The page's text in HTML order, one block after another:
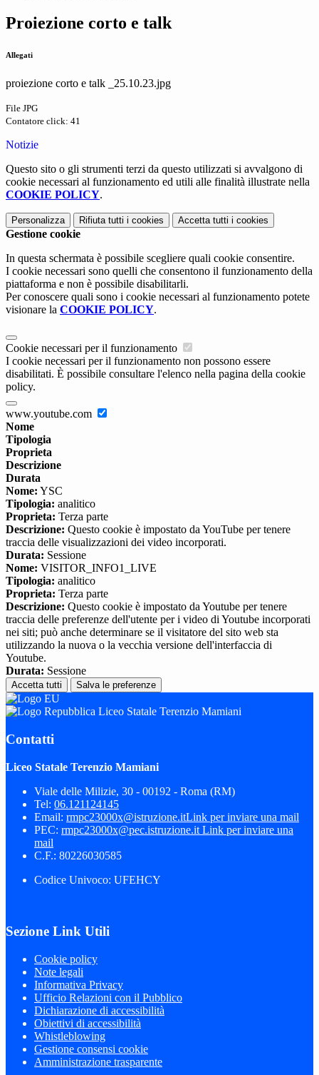
Proiezione corto e talk
Allegati
proiezione corto e talk _25.10.23.jpg
File JPG
Contatore click: 41
Notizie
Questo sito o gli strumenti terzi da questo utilizzati si avvalgono di
cookie necessari al funzionamento ed utili alle finalità illustrate nella
COOKIE POLICY.
Personalizza Rifiuta tutti i cookies Accetta tutti i cookies
Gestione cookie
In questa schermata è possibile scegliere quali cookie consentire.
I cookie necessari sono quelli che consentono il funzionamento della
piattaforma e non è possibile disabilitarli.
Per conoscere quali sono i cookie necessari al funzionamento potete
visionare la COOKIE POLICY.
Cookie necessari per il funzionamento
I cookie necessari per il funzionamento non possono essere
disabilitati. È possibile consultare l'elenco nella pagina della cookie
policy.
www.youtube.com
Nome
Tipologia
Proprieta
Descrizione
Durata
Nome: YSC
Tipologia: analitico
Proprieta: Terza parte
Descrizione: Questo cookie è impostato da YouTube per tenere
traccia delle visualizzazioni dei video incorporati.
Durata: Sessione
Nome: VISITOR_INFO1_LIVE
Tipologia: analitico
Proprieta: Terza parte
Descrizione: Questo cookie è impostato da Youtube per tenere
traccia delle preferenze dell'utente per i video di Youtube incorporati
nei siti; può anche determinare se il visitatore del sito web sta
utilizzando la nuova o la vecchia versione dell'interfaccia di
Youtube.
Durata: Sessione
Accetta tutti Salva le preferenze
Liceo Statale Terenzio Mamiani
Contatti
Liceo Statale Terenzio Mamiani
Viale delle Milizie, 30 - 00192 - Roma (RM)
Tel: 06.121124145
Email: rmpc23000x@istruzione.itLink per inviare una mail
PEC: rmpc23000x@pec.istruzione.it Link per inviare una
mail
C.F.: 80226030585
Codice Univoco: UFEHCY
Sezione Link Utili
Cookie policy
Note legali
Informativa Privacy
Ufficio Relazioni con il Pubblico
Dichiarazione di accessibilità
Obiettivi di accessibilità
Whistleblowing
Gestione consensi cookie
Amministrazione trasparente